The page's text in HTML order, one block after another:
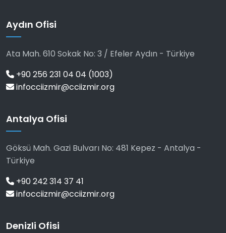
Aydın Ofisi
Ata Mah. 610 Sokak No: 3 / Efeler Aydın - Türkiye
+90 256 231 04 04 (1003)
infocciizmir@cciizmir.org
Antalya Ofisi
Göksü Mah. Gazi Bulvarı No: 481 Kepez - Antalya -
Türkiye
+90 242 314 37 41
infocciizmir@cciizmir.org
Denizli Ofisi